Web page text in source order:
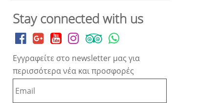
Stay connected with us
Εγγραφείτε στο newsletter μας για
περισσότερα νέα και προσφορές